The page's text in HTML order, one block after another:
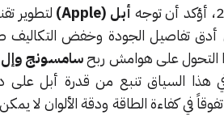
أبل (Apple)
لتطوير
تفاصيل الجودة وخفض التكاليف
التحول على هوامش ربحسامسونج
هذا السياق تنبع من قدرة أبل على
في كفاءة الطاقة ودقة الألوان لا